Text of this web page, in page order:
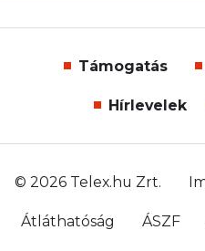
Támogatás
Hírlevelek
© 2026 Telex.hu Zrt.
Átláthatóság ÁSZF